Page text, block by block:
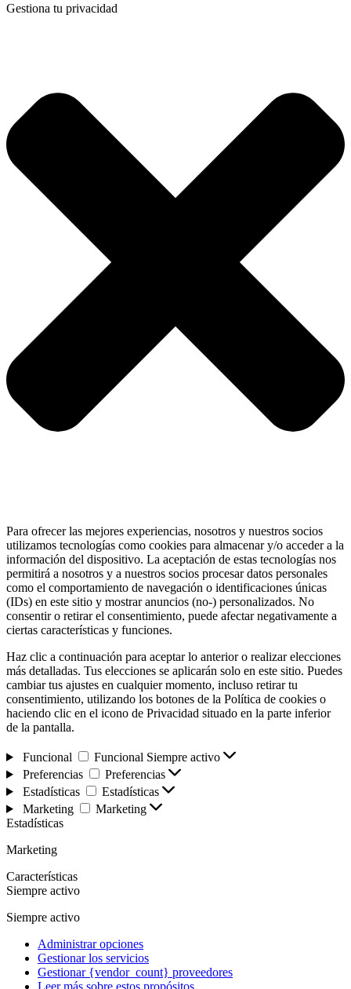
Gestiona tu privacidad
Para ofrecer las mejores experiencias, nosotros y nuestros socios
utilizamos tecnologías como cookies para almacenar y/o acceder a la
información del dispositivo. La aceptación de estas tecnologías nos
permitirá a nosotros y a nuestros socios procesar datos personales
como el comportamiento de navegación o identificaciones únicas
(IDs) en este sitio y mostrar anuncios (no-) personalizados. No
consentir o retirar el consentimiento, puede afectar negativamente a
ciertas características y funciones.
Haz clic a continuación para aceptar lo anterior o realizar elecciones
más detalladas. Tus elecciones se aplicarán solo en este sitio. Puedes
cambiar tus ajustes en cualquier momento, incluso retirar tu
consentimiento, utilizando los botones de la Política de cookies o
haciendo clic en el icono de Privacidad situado en la parte inferior
de la pantalla.
Funcional Funcional Siempre activo
Preferencias
Preferencias
Estadísticas
Estadísticas
Marketing
Marketing
Estadísticas
Marketing
Características
Siempre activo
Siempre activo
Administrar opciones
Gestionar los servicios
Gestionar {vendor_count} proveedores
Leer más sobre estos propósitos